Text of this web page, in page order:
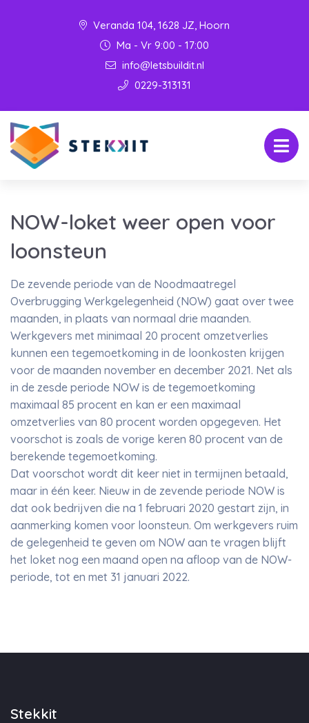
Veranda 104, 1628 JZ, Hoorn
Ma - Vr 9:00 - 17:00
info@letsbuildit.nl
0229-313131
NOW-loket weer open voor
loonsteun
De zevende periode van de Noodmaatregel
Overbrugging Werkgelegenheid (NOW) gaat over twee
maanden, in plaats van normaal drie maanden.
Werkgevers met minimaal 20 procent omzetverlies
kunnen een tegemoetkoming in de loonkosten krijgen
voor de maanden november en december 2021. Net als
in de zesde periode NOW is de tegemoetkoming
maximaal 85 procent en kan er een maximaal
omzetverlies van 80 procent worden opgegeven. Het
voorschot is zoals de vorige keren 80 procent van de
berekende tegemoetkoming.
Dat voorschot wordt dit keer niet in termijnen betaald,
maar in één keer. Nieuw in de zevende periode NOW is
dat ook bedrijven die na 1 februari 2020 gestart zijn, in
aanmerking komen voor loonsteun. Om werkgevers ruim
de gelegenheid te geven om NOW aan te vragen blijft
het loket nog een maand open na afloop van de NOW-
periode, tot en met 31 januari 2022.
Stekkit